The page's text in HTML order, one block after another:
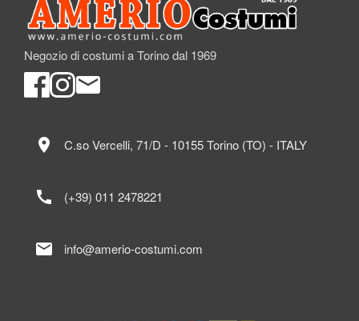
Negozio di costumi a Torino dal 1969
location_on C.so Vercelli, 71/D - 10155 Torino (TO) - ITALY
call (+39) 011 2478221
mail info@amerio-costumi.com